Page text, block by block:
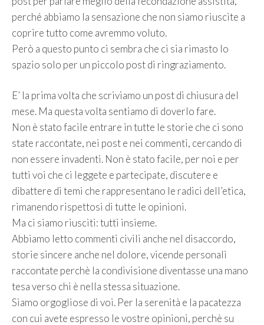
perché abbiamo la sensazione che non siamo riuscite a
coprire tutto come avremmo voluto.
Però a questo punto ci sembra che ci sia rimasto lo
spazio solo per un piccolo post di ringraziamento.
E’ la prima volta che scriviamo un post di chiusura del
mese. Ma questa volta sentiamo di doverlo fare.
Non è stato facile entrare in tutte le storie che ci sono
state raccontate, nei post e nei commenti, cercando di
non essere invadenti. Non è stato facile, per noi e per
tutti voi che ci leggete e partecipate, discutere e
dibattere di temi che rappresentano le radici dell’etica,
rimanendo rispettosi di tutte le opinioni.
Ma ci siamo riusciti: tutti insieme.
Abbiamo letto commenti civili anche nel disaccordo,
storie sincere anche nel dolore, vicende personali
raccontate perchè la condivisione diventasse una mano
tesa verso chi è nella stessa situazione.
Siamo orgogliose di voi. Per la serenità e la pacatezza
con cui avete espresso le vostre opinioni, perchè su